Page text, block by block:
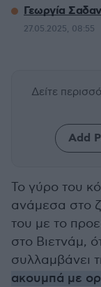
Γεωργία
27.05.2025, 08:55
Δείτε
Add
Το γύρο του
ανάμεσα στο
του με το
στο Βιετνάμ,
συλλαμβάνει
ακουμπά με